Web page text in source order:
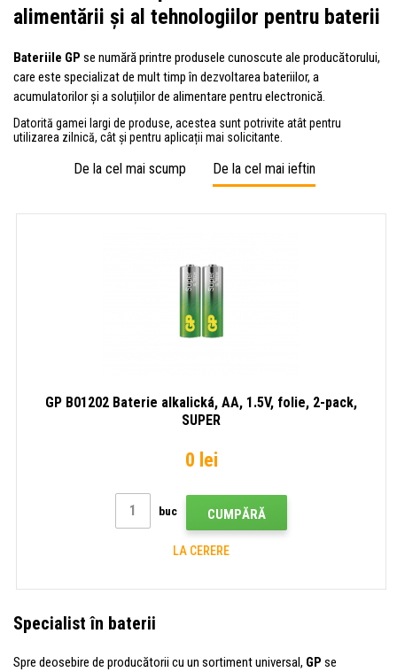
alimentării și al tehnologiilor pentru baterii
Bateriile GP se numără printre produsele cunoscute ale producătorului,
care este specializat de mult timp în dezvoltarea bateriilor, a
acumulatorilor și a soluțiilor de alimentare pentru electronică.
Datorită gamei largi de produse, acestea sunt potrivite atât pentru
utilizarea zilnică, cât și pentru aplicații mai solicitante.
De la cel mai scump De la cel mai ieftin
GP B01202 Baterie alkalická, AA, 1.5V, folie, 2-pack,
SUPER
0 lei
buc CUMPĂRĂ
LA CERERE
Specialist în baterii
Spre deosebire de producătorii cu un sortiment universal, GP se